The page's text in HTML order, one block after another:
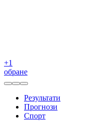
+1
обране
Результати
Прогнози
Спорт